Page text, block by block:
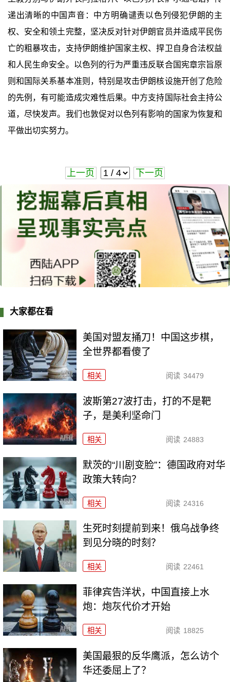
递出清晰的中国声音：中方明确谴责以色列侵犯伊朗的主
权、安全和领土完整，坚决反对针对伊朗官员并造成平民伤
亡的粗暴攻击，支持伊朗维护国家主权、捍卫自身合法权益
和人民生命安全。以色列的行为严重违反联合国宪章宗旨原
则和国际关系基本准则，特别是攻击伊朗核设施开创了危险
的先例，有可能造成灾难性后果。中方支持国际社会主持公
道，尽快发声。我们也敦促对以色列有影响的国家为恢复和
平做出切实努力。
上一页 下一页
大家都在看
美国对盟友捅刀！中国这步棋，
全世界都看傻了
相关 阅读 34479
波斯第27波打击，打的不是靶
子，是美利坚命门
相关 阅读 24883
默茨的“川剧变脸”：德国政府对华
政策大转向？
相关 阅读 24316
生死时刻提前到来！俄乌战争终
到见分晓的时刻？
相关 阅读 22461
菲律宾告洋状，中国直接上水
炮：炮灰代价才开始
相关 阅读 18825
美国最狠的反华鹰派，怎么访个
华还委屈上了？